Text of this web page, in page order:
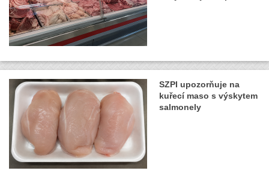
SZPI upozorňuje na
kuřecí maso s výskytem
salmonely